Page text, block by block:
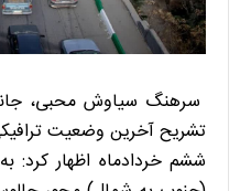
سرهنگ سیاوش محبی،
تشریح آخرین وضعیت
ششم خردادماه اظهار کرد: